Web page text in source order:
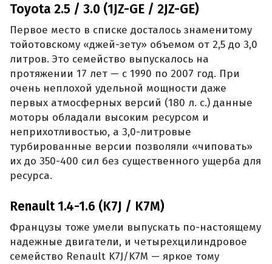
Toyota 2.5 / 3.0 (1JZ-GE / 2JZ-GE)
Первое место в списке досталось знаменитому
тойотовскому «джей-зету» объемом от 2,5 до 3,0
литров. Это семейство выпускалось на
протяжении 17 лет — с 1990 по 2007 год. При
очень неплохой удельной мощности даже
первых атмосферных версий (180 л. с.) данные
моторы обладали высоким ресурсом и
неприхотливостью, а 3,0-литровые
турбированные версии позволяли «чиповать»
их до 350-400 сил без существенного ущерба для
ресурса.
Renault 1.4-1.6 (K7J / K7M)
Французы тоже умели выпускать по-настоящему
надежные двигатели, и четырехцилиндровое
семейство Renault K7J/K7M — яркое тому